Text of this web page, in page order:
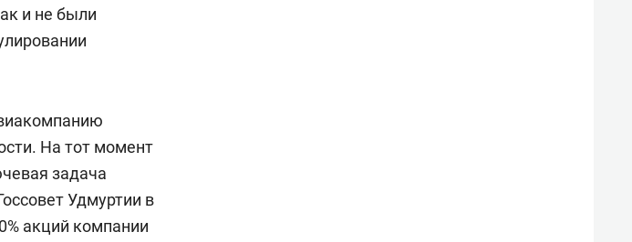
и не были
На тот момент
задача
Удмуртии в
акций компании